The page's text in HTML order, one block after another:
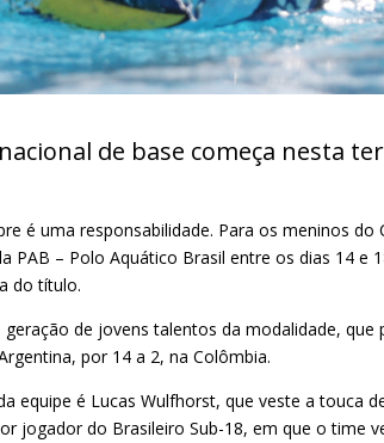
de base começa nesta
é uma responsabilidade. Para os meninos
PAB – Polo Aquático Brasil entre os dias 14
do título.
geração de jovens talentos da modalidade,
por 14 a 2, na Colômbia.
equipe é Lucas Wulfhorst, que veste a touca
jogador do Brasileiro Sub-18, em que o time